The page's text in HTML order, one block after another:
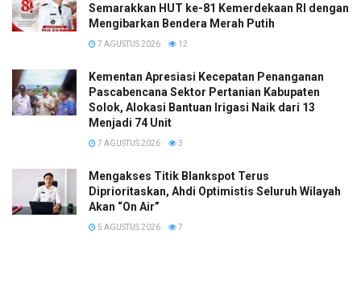
Semarakkan HUT ke-81 Kemerdekaan RI dengan
Mengibarkan Bendera Merah Putih
7 AGUSTUS 2026 12
Kementan Apresiasi Kecepatan Penanganan
Pascabencana Sektor Pertanian Kabupaten
Solok, Alokasi Bantuan Irigasi Naik dari 13
Menjadi 74 Unit
7 AGUSTUS 2026 3
Mengakses Titik Blankspot Terus
Diprioritaskan, Ahdi Optimistis Seluruh Wilayah
Akan “On Air”
5 AGUSTUS 2026 7